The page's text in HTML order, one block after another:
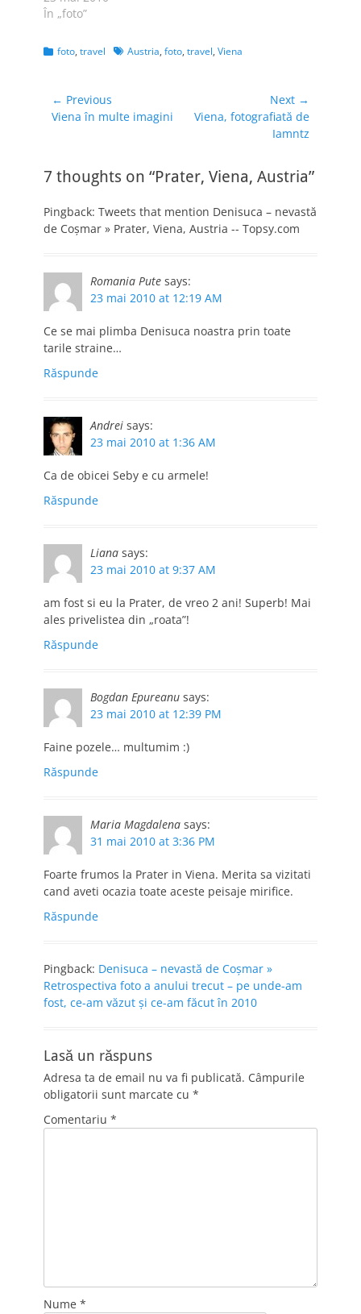
Viena, m-am
cu mâna dreaptă în
În „foto”
Categories
foto, travel TagsAustria, foto, travel, Viena
Navigare
în
← Previous
Previous
Viena în multe imagini
Next →
Next
Viena, fotografiată de
Iamntz
7 thoughts on “Prater, Viena, Austria”
Pingback: Tweets that mention Denisuca – nevastă
de Coşmar » Prater, Viena, Austria -- Topsy.com
Romania Pute says:
23 mai 2010 at 12:19 AM
Ce se mai plimba Denisuca noastra prin toate
tarile straine…
Răspunde
Andrei says:
23 mai 2010 at 1:36 AM
Ca de obicei Seby e cu armele!
Răspunde
Liana says:
23 mai 2010 at 9:37 AM
am fost si eu la Prater, de vreo 2 ani! Superb! Mai
ales privelistea din „roata”!
Răspunde
Bogdan Epureanu says:
23 mai 2010 at 12:39 PM
Faine pozele… multumim :)
Răspunde
Maria Magdalena says:
31 mai 2010 at 3:36 PM
Foarte frumos la Prater in Viena. Merita sa vizitati
cand aveti ocazia toate aceste peisaje mirifice.
Răspunde
Pingback: Denisuca – nevastă de Coşmar »
Retrospectiva foto a anului trecut – pe unde-am
fost, ce-am văzut şi ce-am făcut în 2010
Lasă un răspuns
Adresa ta de email nu va fi publicată. Câmpurile
obligatorii sunt marcate cu *
Comentariu *
Nume *